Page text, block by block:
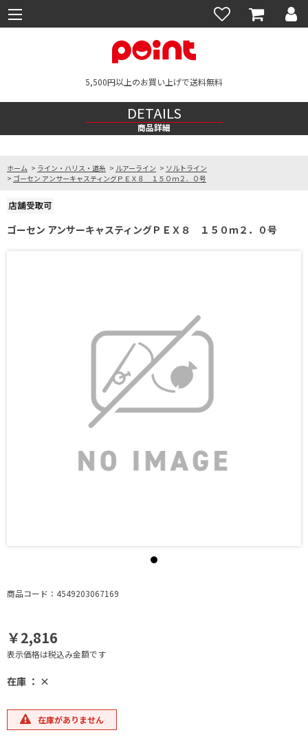
5,500円以上のお買い上げで送料無料
DETAILS
商品詳細
ホーム > ライン・ハリス・道糸 > ルアーライン > ソルトライン
> ゴーセン アンサーキャスティングＰＥＸ８ １５０ｍ２．０号
ゴーセン アンサーキャスティングＰＥＸ８ １５０ｍ２．０号
商品コード：4549203067169
￥2,816
表示価格は税込み金額です
在庫 ： ×
在庫がありません